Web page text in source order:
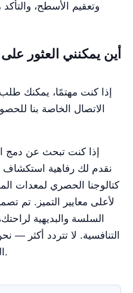
وتعقيم الأسطح،
أين يمكنني العثور
إذا كنت مهتمًا، يمكنك
الاتصال الخاصة بنا
إذا كنت تبحث عن دمج
كتالوجنا الحصري لمعدات
لأعلى معايير التميز. تم
السلسة والبديهية
التنافسية. لا تتردد أكثر —
الوقت لتصبح جزءًا من مجتمعنا.